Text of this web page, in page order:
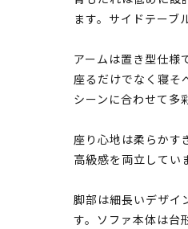
ます。サイドテーブ
アームは置き型仕様
座るだけでなく寝そ
シーンに合わせて多
座り心地は柔らかす
高級感を両立してい
脚部は細長いデザイ
す。ソファ本体は台